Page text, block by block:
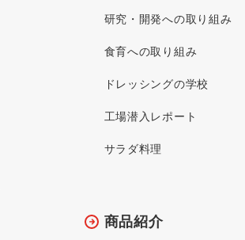
研究・開発への取り組み
食育への取り組み
ドレッシングの学校
工場潜入レポート
サラダ料理
商品紹介